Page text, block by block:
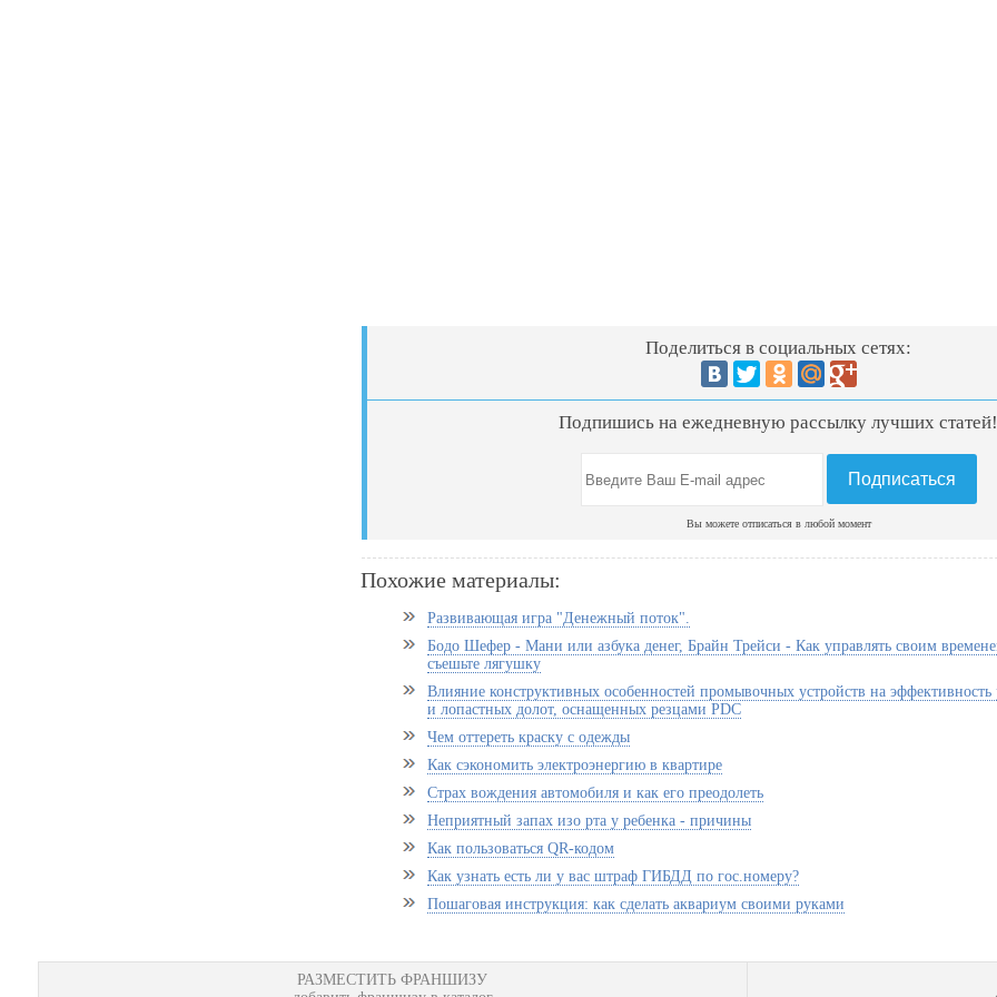
Поделиться в социальных сетях:
Подпишись на ежедневную рассылку лучших
Вы можете отписаться в любой момент
Похожие материалы:
Развивающая игра "Денежный поток".
Бодо Шефер - Мани или азбука денег, Брайн Трейси - Как управлять своим
съешьте лягушку
Влияние конструктивных особенностей промывочных устройств на
и лопастных долот, оснащенных резцами PDC
Чем оттереть краску с одежды
Как сэкономить электроэнергию в квартире
Страх вождения автомобиля и как его преодолеть
Неприятный запах изо рта у ребенка - причины
Как пользоваться QR-кодом
Как узнать есть ли у вас штраф ГИБДД по гос.номеру?
Пошаговая инструкция: как сделать аквариум своими руками
РАЗМЕСТИТЬ ФРАНШИЗУ